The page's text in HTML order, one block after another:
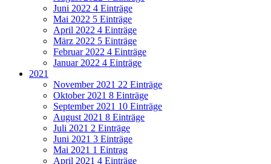
Juni 2022 4 Einträge
Mai 2022 5 Einträge
April 2022 4 Einträge
März 2022 5 Einträge
Februar 2022 4 Einträge
Januar 2022 4 Einträge
2021
November 2021 22 Einträge
Oktober 2021 8 Einträge
September 2021 10 Einträge
August 2021 8 Einträge
Juli 2021 2 Einträge
Juni 2021 3 Einträge
Mai 2021 1 Eintrag
April 2021 4 Einträge